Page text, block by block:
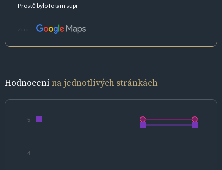
Prostě bylo fo tam supr
Zdroj:
Hodnocenína jednotlivých stránkách
4
5